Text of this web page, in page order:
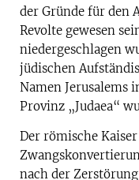
der Gründe für den
Revolte gewesen
niedergeschlagen
jüdischen
Namen Jerusalems
Provinz „Judaea“
Der römische
nach der